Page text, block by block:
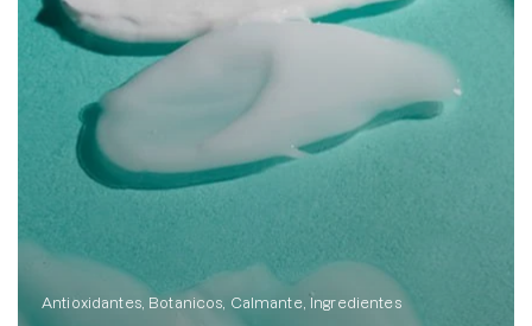
Antioxidantes Botanicos Calmante Ingredientes